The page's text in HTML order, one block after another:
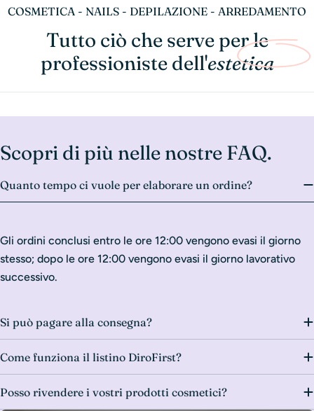
COSMETICA - NAILS - DEPILAZIONE - ARREDAMENTO
Tutto ciò che serve per le
professioniste dell'estetica
Scopri di più nelle nostre FAQ.
Quanto tempo ci vuole per elaborare un ordine?
Gli ordini conclusi entro le ore 12:00 vengono evasi il giorno
stesso; dopo le ore 12:00 vengono evasi il giorno lavorativo
successivo.
Si può pagare alla consegna?
Come funziona il listino DiroFirst?
Posso rivendere i vostri prodotti cosmetici?